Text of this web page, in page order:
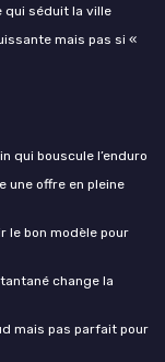
qui séduit la ville
mais pas si «
qui bouscule l’enduro
une offre en pleine
le bon modèle pour
change la
mais pas parfait pour